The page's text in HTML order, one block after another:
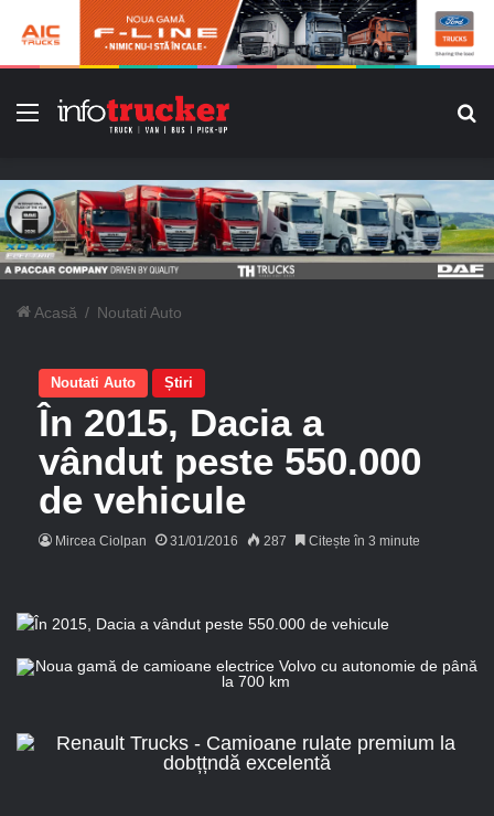
Meniu
Acasă / Noutati Auto
Noutati Auto Știri
În 2015, Dacia a
vândut peste 550.000
de vehicule
Mircea Ciolpan 31/01/2016 287 Citește în 3 minute